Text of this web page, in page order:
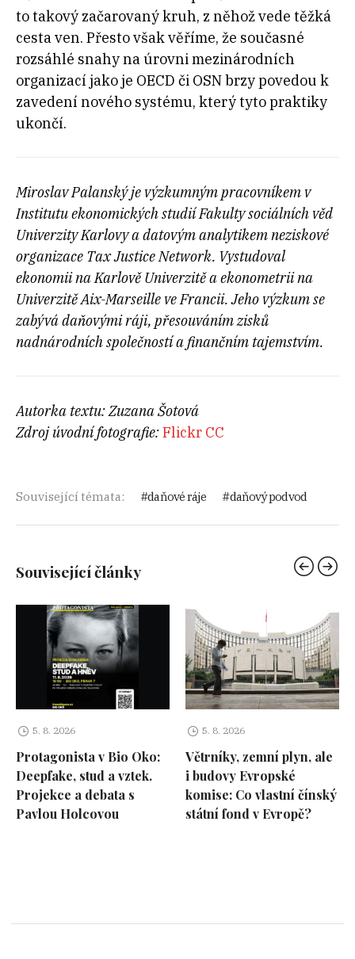
to takový začarovaný kruh, z něhož vede těžká
cesta ven. Přesto však věříme, že současné
rozsáhlé snahy na úrovni mezinárodních
organizací jako je OECD či OSN brzy povedou k
zavedení nového systému, který tyto praktiky
ukončí.
Miroslav Palanský je výzkumným pracovníkem v
Institutu ekonomických studií Fakulty sociálních věd
Univerzity Karlovy a datovým analytikem neziskové
organizace Tax Justice Network. Vystudoval
ekonomii na Karlově Univerzitě a ekonometrii na
Univerzitě Aix-Marseille ve Francii. Jeho výzkum se
zabývá daňovými ráji, přesouváním zisků
nadnárodních společností a finančním tajemstvím.
Autorka textu: Zuzana Šotová
Zdroj úvodní fotografie:Flickr CC
Související témata: daňové ráje daňový podvod
Související články
5. 8. 2026
Protagonista v Bio Oko:
Deepfake, stud a vztek.
Projekce a debata s
Pavlou Holcovou
5. 8. 2026
Větrníky, zemní plyn, ale
i budovy Evropské
komise: Co vlastní čínský
státní fond v Evropě?